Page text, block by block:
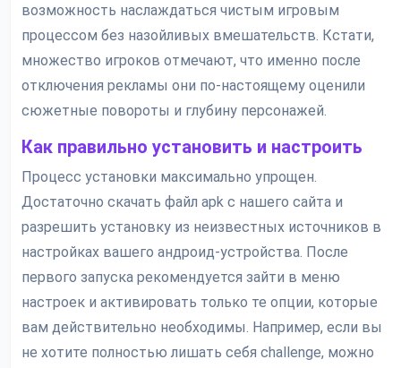
возможность наслаждаться чистым игровым
процессом без назойливых вмешательств. Кстати,
множество игроков отмечают, что именно после
отключения рекламы они по-настоящему оценили
сюжетные повороты и глубину персонажей.
Как правильно установить и настроить
Процесс установки максимально упрощен.
Достаточно скачать файл apk с нашего сайта и
разрешить установку из неизвестных источников в
настройках вашего андроид-устройства. После
первого запуска рекомендуется зайти в меню
настроек и активировать только те опции, которые
вам действительно необходимы. Например, если вы
не хотите полностью лишать себя challenge, можно